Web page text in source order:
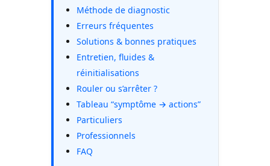
Méthode de diagnostic
Erreurs fréquentes
Solutions & bonnes pratiques
Entretien, fluides &
réinitialisations
Rouler ou s’arrêter ?
Tableau “symptôme → actions”
Particuliers
Professionnels
FAQ